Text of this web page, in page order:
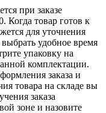
при заказе
Когда товар готов к
для уточнения
удобное время
упаковку на
комплектации.
заказа и
товара на складе вы
заказа
зоне и назовите